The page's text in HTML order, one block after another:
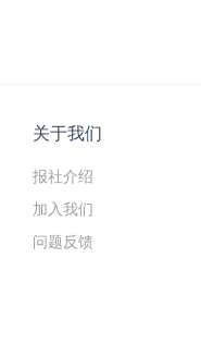
关于我们
报社介绍
加入我们
问题反馈